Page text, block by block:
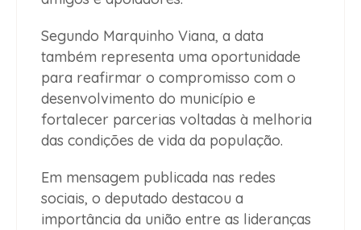
Segundo Marquinho Viana, a data
também representa uma oportunidade
para reafirmar o compromisso com o
desenvolvimento do município e
fortalecer parcerias voltadas à melhoria
das condições de vida da população.
Em mensagem publicada nas redes
sociais, o deputado destacou a
importância da união entre as lideranças